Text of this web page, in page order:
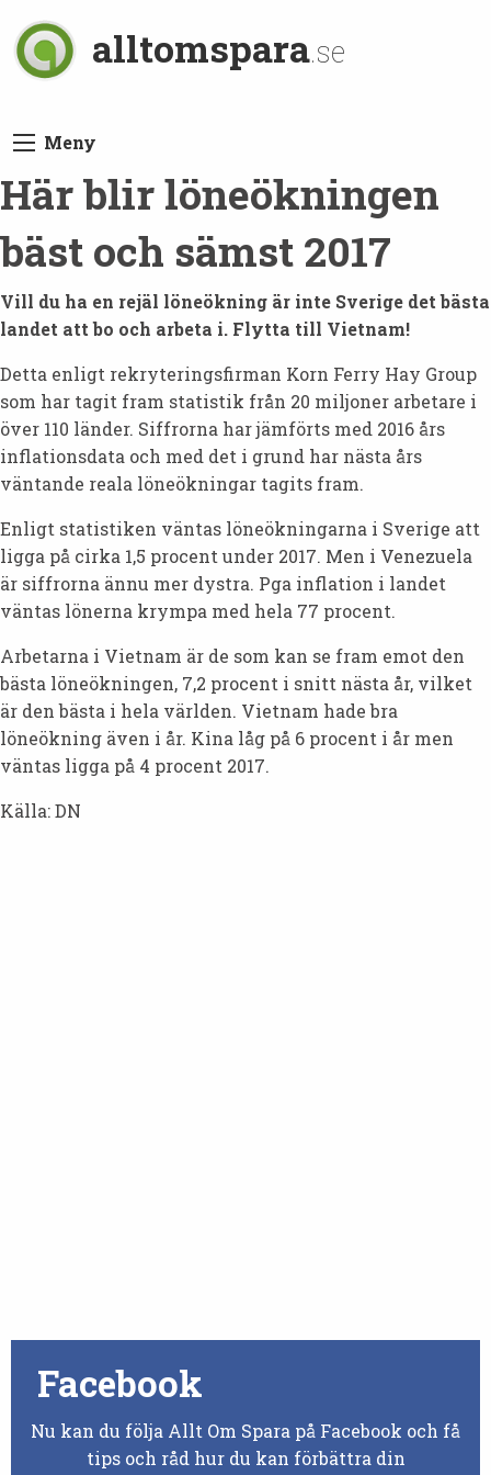
alltomspara.se
Meny
Här blir löneökningen
bäst och sämst 2017
Vill du ha en rejäl löneökning är inte Sverige det bästa
landet att bo och arbeta i. Flytta till Vietnam!
Detta enligt rekryteringsfirman Korn Ferry Hay Group
som har tagit fram statistik från 20 miljoner arbetare i
över 110 länder. Siffrorna har jämförts med 2016 års
inflationsdata och med det i grund har nästa års
väntande reala löneökningar tagits fram.
Enligt statistiken väntas löneökningarna i Sverige att
ligga på cirka 1,5 procent under 2017. Men i Venezuela
är siffrorna ännu mer dystra. Pga inflation i landet
väntas lönerna krympa med hela 77 procent.
Arbetarna i Vietnam är de som kan se fram emot den
bästa löneökningen, 7,2 procent i snitt nästa år, vilket
är den bästa i hela världen. Vietnam hade bra
löneökning även i år. Kina låg på 6 procent i år men
väntas ligga på 4 procent 2017.
Källa: DN
Facebook
Nu kan du följa Allt Om Spara på Facebook och få
tips och råd hur du kan förbättra din